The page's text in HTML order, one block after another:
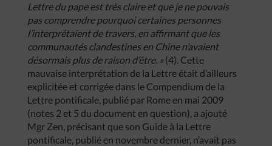
Lettre du pape est très claire et que je ne pouvais
pas comprendre pourquoi certaines personnes
l’interprétaient de travers, en affirmant que les
communautés clandestines en Chine n’avaient
désormais plus de raison d’être. » (4). Cette
mauvaise interprétation de la Lettre était d’ailleurs
explicitée et corrigée dans le Compendium de la
Lettre pontificale, publié par Rome en mai 2009
(notes 2 et 5 du document en question), a ajouté
Mgr Zen, précisant que son Guide à la Lettre
pontificale, publié en novembre dernier, n’avait pas